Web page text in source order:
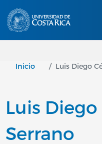
Inicio Luis Diego
Luis
Serrano